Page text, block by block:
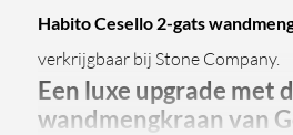
Habito Cesello 2-gats
verkrijgbaar bij Stone Company.
Een luxe upgrade met
wandmengkraan van